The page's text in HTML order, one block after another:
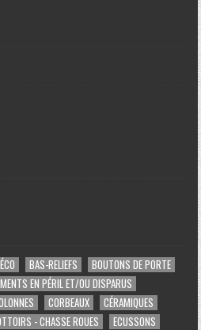
BAS-RELIEFS
BOUTONS DE PORTE
EN PÉRIL ET/OU DISPARUS
CORBEAUX
CÉRAMIQUES
- CHASSE ROUES
ECUSSONS